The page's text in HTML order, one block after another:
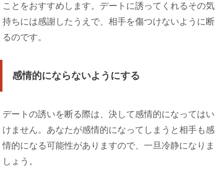
ことをおすすめします。デートに誘ってくれるその気
持ちには感謝したうえで、相手を傷つけないように断
るのです。
感情的にならないようにする
デートの誘いを断る際は、決して感情的になってはい
けません。あなたが感情的になってしまうと相手も感
情的になる可能性がありますので、一旦冷静になりま
しょう。